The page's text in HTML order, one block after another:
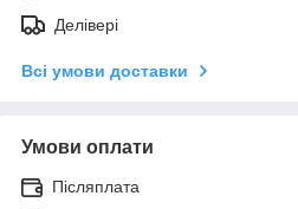
Делівері
Всі умови доставки
Умови оплати
Післяплата